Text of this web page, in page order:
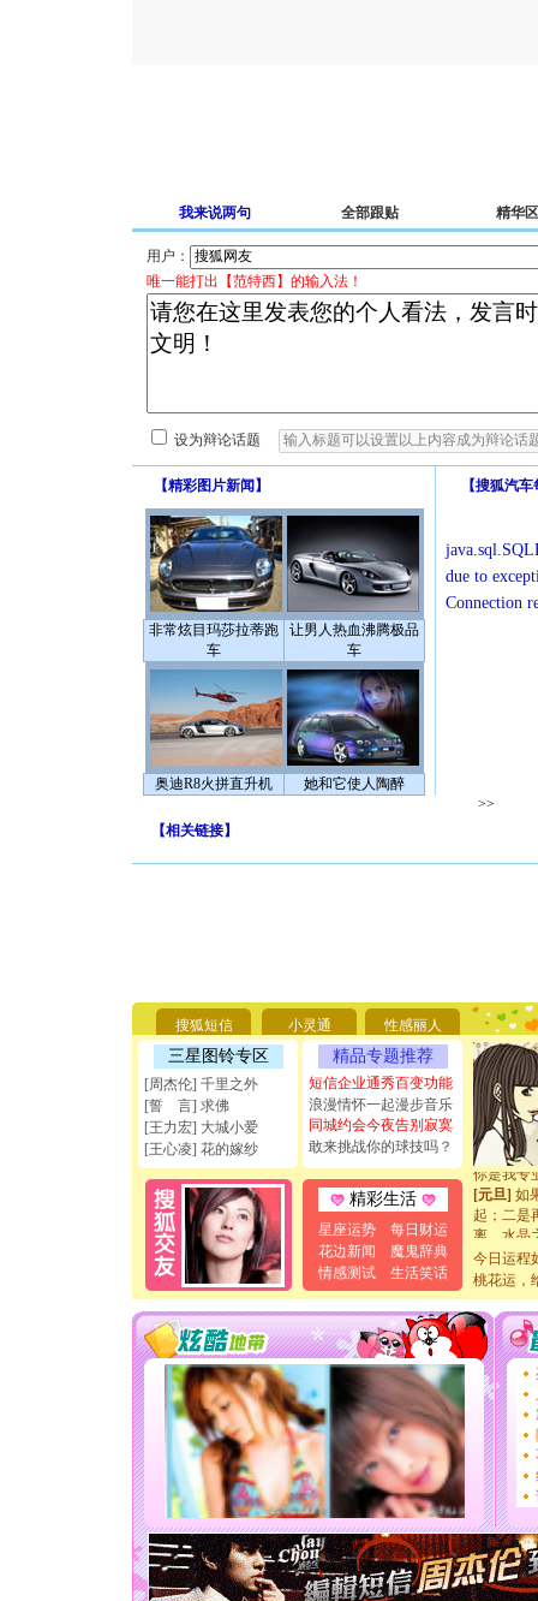
我来说两句 全部跟贴 精华区
用户：
唯一能打出【范特西】的输入法！
设为辩论话题
【精彩图片新闻 】
非常炫目玛莎拉蒂跑
车
让男人热血沸腾极品
车
奥迪R8火拼直升机 她和它使人陶醉
【搜狐汽车
due to
Connection
>>
【相关链接】
搜狐短信 小灵通 性感丽人
三星图铃专区
[周杰伦] 千里之外
[誓 言] 求佛
[王力宏] 大城小爱
[王心凌] 花的嫁纱
精品专题推荐
短信企业通秀百变功能
浪漫情怀一起漫步音乐
同城约会今夜告别寂寞
敢来挑战你的球技吗？
精彩生活
星座运势
每日财运
花边新闻
魔鬼辞典
情感测试
生活笑话
[圣诞节]
能正大光
天都要快
[圣诞节]
如意,快
[元旦]看
断电。爱
你是我专
[元旦]如
起；二是
离。水晶
[元旦]当
泣，这痛
卖了。水
[春节]风
颜！冬去
道一声
[春节] 传
片叶子
送你一
[圣诞节]
你太多
要平安
[圣诞节]
能正大
天都要快
[圣诞节]
如意,快
[元旦]看
今日运程
桃花运，